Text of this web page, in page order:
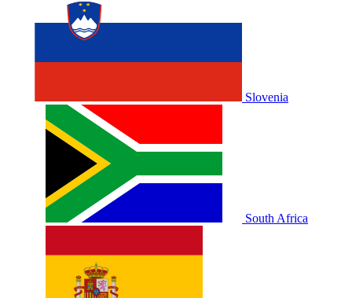
Slovenia
South Africa